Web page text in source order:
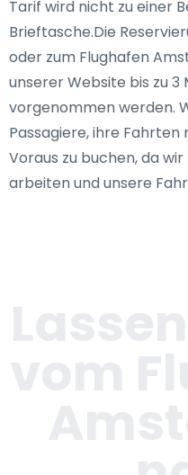
Tarif wird nicht zu einer
Brieftasche.Die
oder zum Flughafen
unserer Website bis zu 3
vorgenommen werden.
Passagiere, ihre
Voraus zu buchen, da
arbeiten und unsere